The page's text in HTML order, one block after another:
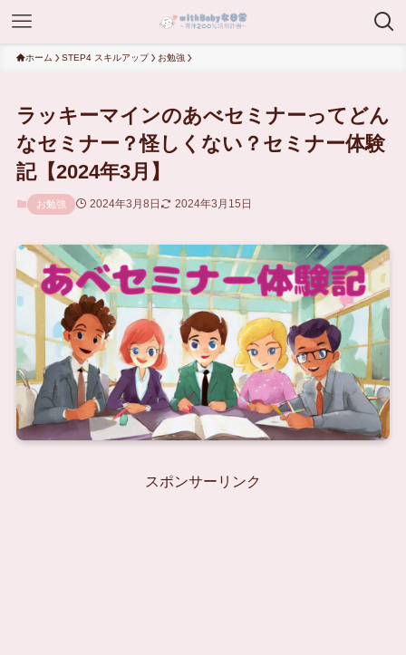
ホーム STEP4 スキルアップ お勉強
ラッキーマインのあべセミナーってどん
なセミナー？怪しくない？セミナー体験
記【2024年3月】
お勉強 2024年3月8日 2024年3月15日
スポンサーリンク